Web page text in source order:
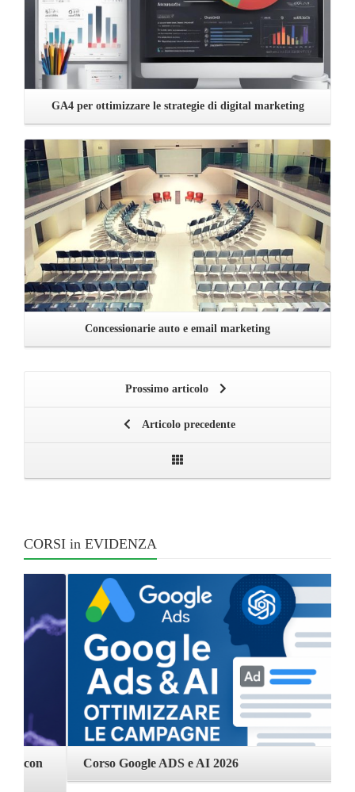
GA4 per ottimizzare le strategie di digital marketing
Concessionarie auto e email marketing
Prossimo articolo
Articolo precedente
CORSI in EVIDENZA
Corso Google ADS e AI 2026